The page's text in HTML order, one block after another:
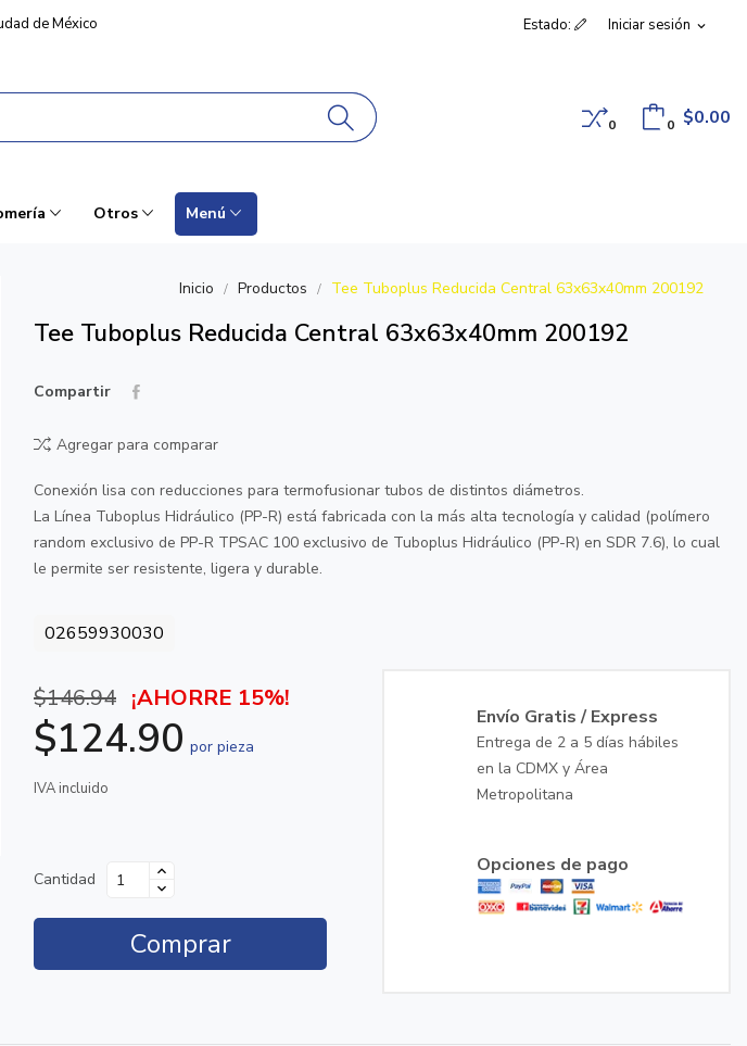
Iniciar sesión expand_more
de México Estado:
0 $0.00
0
Otros Menú
Inicio Productos Tee Tuboplus Reducida Central 63x63x40mm 200192
Tee Tuboplus Reducida Central 63x63x40mm 200192
Compartir
Agregar para comparar
Conexión lisa con reducciones para termofusionar tubos de distintos diámetros.
La Línea Tuboplus Hidráulico (PP-R) está fabricada con la más alta tecnología y calidad (polímero
random exclusivo de PP-R TPSAC 100 exclusivo de Tuboplus Hidráulico (PP-R) en SDR 7.6), lo cual
le permite ser resistente, ligera y durable.
02659930030
$146.94 ¡AHORRE 15%!
$124.90 por pieza
IVA incluido
Cantidad
Comprar
Envío Gratis / Express
Entrega de 2 a 5 días hábiles
en la CDMX y Área
Metropolitana
Opciones de pago